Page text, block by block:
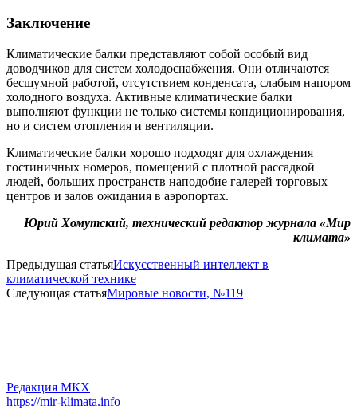
Заключение
Климатические балки представляют собой особый вид
доводчиков для систем холодоснабжения. Они отличаются
бесшумной работой, отсутствием конденсата, слабым напором
холодного воздуха. Активные климатические балки
выполняют функции не только системы кондиционирования,
но и систем отопления и вентиляции.
Климатические балки хорошо подходят для охлаждения
гостиничных номеров, помещений с плотной рассадкой
людей, больших пространств наподобие галерей торговых
центров и залов ожидания в аэропортах.
Юрий Хомутский, технический редактор журнала «Мир
климата»
Предыдущая статьяИскусственный интеллект в
климатической технике
Следующая статьяМировые новости, №119
Редакция МКХ
https://mir-klimata.info